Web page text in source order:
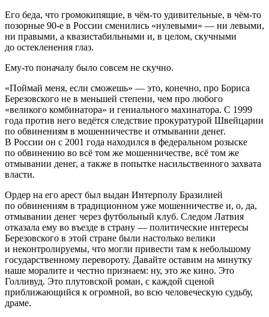
Его беда, что громокипящие, в чём-то удивительные, в чём-то
позорные 90-е в России сменились «нулевыми» — ни левыми,
ни правыми, а квазистабильными и, в целом, скучными
до остекленения глаз.
Ему-то поначалу было совсем не скучно.
«Поймай меня, если сможешь» — это, конечно, про Бориса
Березовского не в меньшей степени, чем про любого
«великого комбинатора» и гениального махинатора. С 1999
года против него ведётся следствие прокуратурой Швейцарии
по обвинениям в мошенничестве и отмывании денег.
В России он с 2001 года находился в федеральном розыске
по обвинению во всё том же мошенничестве, всё том же
отмывании денег, а также в попытке насильственного захвата
власти.
Ордер на его арест был выдан Интерполу Бразилией
по обвинениям в традиционном уже мошенничестве и, о, да,
отмывании денег через футбольный клуб. Следом Латвия
отказала ему во въезде в страну — политические интересы
Березовского в этой стране были настолько велики
и неконтролируемы, что могли привести там к небольшому
государственному перевороту. Давайте оставим на минутку
наше моралите и честно признаем: ну, это же кино. Это
Голливуд. Это плутовской роман, с каждой сценой
приближающийся к огромной, во всю человеческую судьбу,
драме.